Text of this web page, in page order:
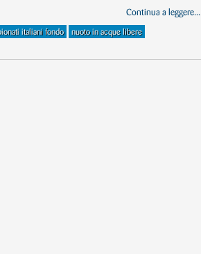
Continua a leggere...
italiani fondo
nuoto in acque libere